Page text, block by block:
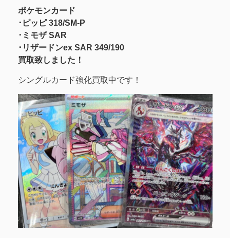
ポケモンカード
･ピッピ 318/SM-P
･ミモザ SAR
･リザードンex SAR 349/190
買取致しました！
シングルカード強化買取中です！